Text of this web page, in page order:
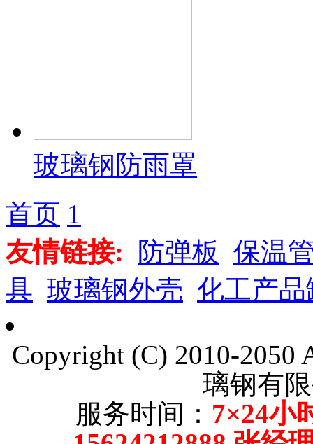
玻璃钢防雨罩
首页 1
友情链接:
防弹板 保温
具 玻璃钢外壳 化工产品
Copyright (C) 2010-2050
璃钢有
服务时间： 7×24小